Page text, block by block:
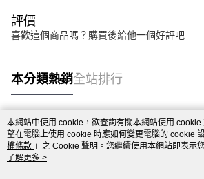
評價
喜歡這個商品嗎？購買後給他一個好評吧
本分類熱銷全站排行
熱門標籤
本網站中使用 cookie，欲查詢有關本網站使用
望在電腦上使用 cookie 時應如何變更電腦的 cookie
權條款 」之 Cookie 聲明。您繼續使用本網站即表示
用條款之 Cookie 聲明使用 cookie。
了解更多 >